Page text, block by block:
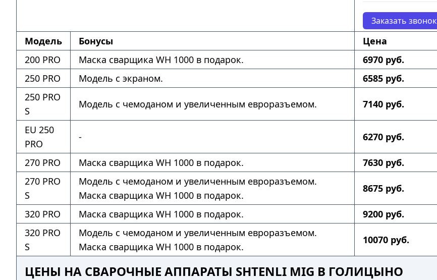
Заказать звонок
Модель Бонусы
Цена
200 PRO
Маска сварщика WH 1000 в подарок.
6970 руб.
250 PRO
Модель с экраном.
6585 руб.
250 PRO
S
Модель с чемоданом и увеличенным евроразъемом. 7140 руб.
EU 250
PRO
- 6270 руб.
270 PRO Маска сварщика WH 1000 в подарок.
7630 руб.
270 PRO
S
Модель с чемоданом и увеличенным евроразъемом.
Маска сварщика WH 1000 в подарок.
8675 руб.
320 PRO Маска сварщика WH 1000 в подарок.
9200 руб.
320 PRO
S
Модель с чемоданом и увеличенным евроразъемом.
Маска сварщика WH 1000 в подарок.
10070 руб.
ЦЕНЫ НА СВАРОЧНЫЕ АППАРАТЫ SHTENLI MIG В ГОЛИЦЫНО